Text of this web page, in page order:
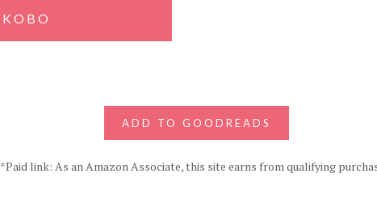
KOBO
ADD TO GOODREADS
*Paid link: As an Amazon Associate, this site earns from qualifying